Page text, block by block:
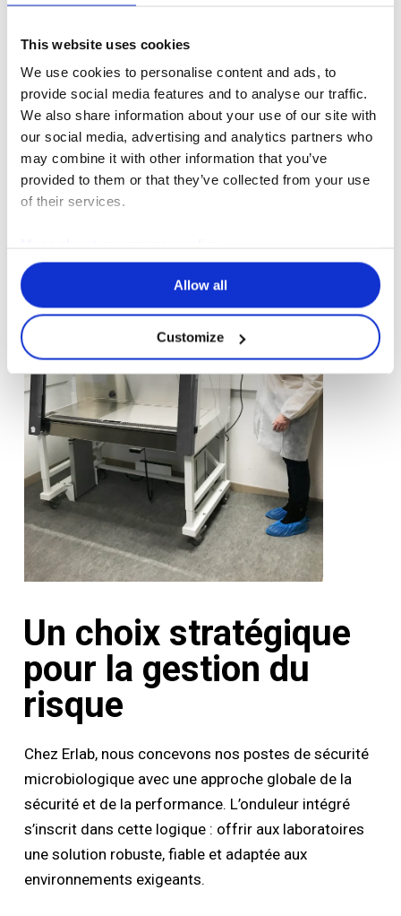
This website uses cookies
We use cookies to personalise content and ads, to
provide social media features and to analyse our traffic.
We also share information about your use of our site with
our social media, advertising and analytics partners who
may combine it with other information that you’ve
provided to them or that they’ve collected from your use
of their services.
Allow all
Customize
gestion de l’équipement. Conçue pour s’inscrire
naturellement dans l’architecture du poste de
sécurité microbiologique, cette intégration préserve
l’ergonomie et la fluidité de l’environnement de
travail, tout en conservant sa simplicité.
Un choix stratégique
pour la gestion du
risque
Chez Erlab, nous concevons nos postes de sécurité
microbiologique avec une approche globale de la
sécurité et de la performance. L’onduleur intégré
s’inscrit dans cette logique : offrir aux laboratoires
une solution robuste, fiable et adaptée aux
environnements exigeants.